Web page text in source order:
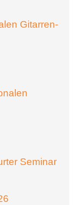
Gitarren-
Seminar